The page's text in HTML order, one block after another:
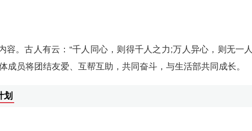
容。古人有云：“千人同心，则得千人之力;万人异心，则无一人
成员将团结友爱、互帮互助，共同奋斗，与生活部共同成长。
划